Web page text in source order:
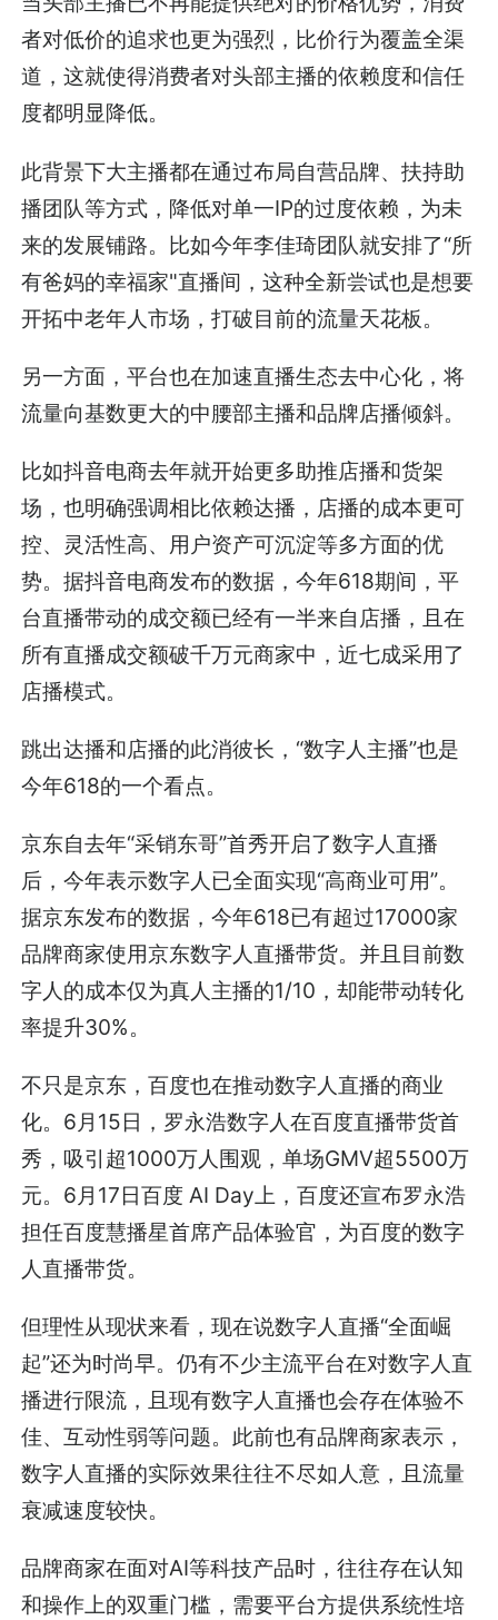
者对低价的追求也更为强烈，比价行为覆盖全渠
道，这就使得消费者对头部主播的依赖度和信任
度都明显降低。
此背景下大主播都在通过布局自营品牌、扶持助
播团队等方式，降低对单一IP的过度依赖，为未
来的发展铺路。比如今年李佳琦团队就安排了“所
有爸妈的幸福家"直播间，这种全新尝试也是想要
开拓中老年人市场，打破目前的流量天花板。
另一方面，平台也在加速直播生态去中心化，将
流量向基数更大的中腰部主播和品牌店播倾斜。
比如抖音电商去年就开始更多助推店播和货架
场，也明确强调相比依赖达播，店播的成本更可
控、灵活性高、用户资产可沉淀等多方面的优
势。据抖音电商发布的数据，今年618期间，平
台直播带动的成交额已经有一半来自店播，且在
所有直播成交额破千万元商家中，近七成采用了
店播模式。
跳出达播和店播的此消彼长，“数字人主播”也是
今年618的一个看点。
京东自去年“采销东哥”首秀开启了数字人直播
后，今年表示数字人已全面实现“高商业可用”。
据京东发布的数据，今年618已有超过17000家
品牌商家使用京东数字人直播带货。并且目前数
字人的成本仅为真人主播的1/10，却能带动转化
率提升30%。
不只是京东，百度也在推动数字人直播的商业
化。6月15日，罗永浩数字人在百度直播带货首
秀，吸引超1000万人围观，单场GMV超5500万
元。6月17日百度 AI Day上，百度还宣布罗永浩
担任百度慧播星首席产品体验官，为百度的数字
人直播带货。
但理性从现状来看，现在说数字人直播“全面崛
起”还为时尚早。仍有不少主流平台在对数字人直
播进行限流，且现有数字人直播也会存在体验不
佳、互动性弱等问题。此前也有品牌商家表示，
数字人直播的实际效果往往不尽如人意，且流量
衰减速度较快。
品牌商家在面对AI等科技产品时，往往存在认知
和操作上的双重门槛，需要平台方提供系统性培